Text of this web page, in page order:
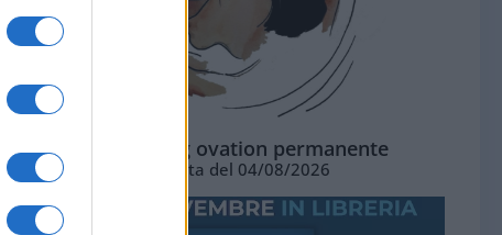
La standing ovation permanente
Vignetta del 04/08/2026